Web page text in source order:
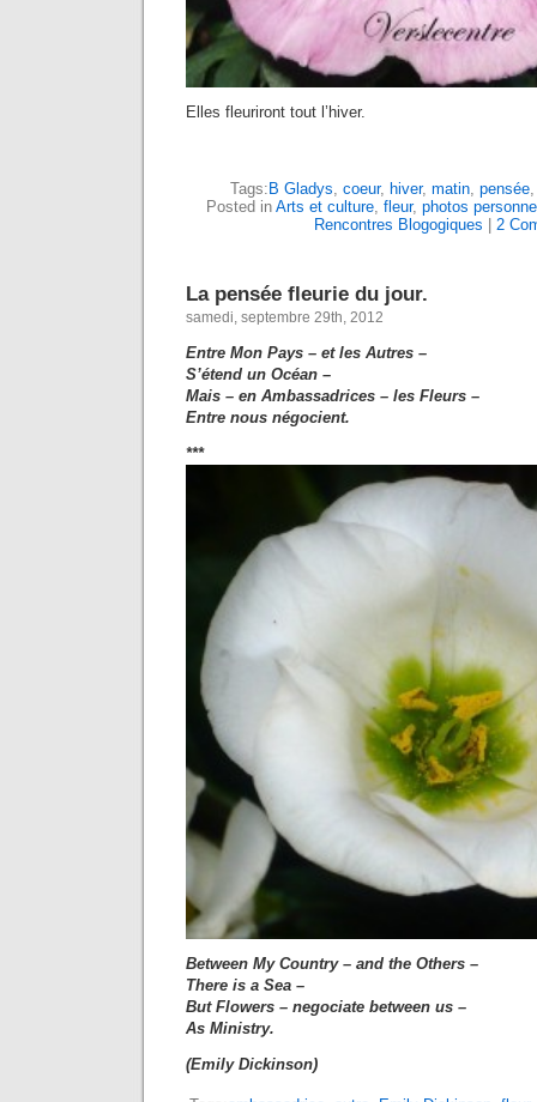
Elles fleuriront tout l’hiver.
Tags:B Gladys coeur, hiver, matin, pensée
Posted in Arts et culture fleur, photos
Rencontres Blogogiques | 2
La pensée fleurie du jour.
samedi, septembre 29th, 2012
Entre Mon Pays – et les Autres –
S’étend un Océan –
Mais – en Ambassadrices – les Fleurs –
Entre nous négocient.
***
Between My Country – and the Others –
There is a Sea –
But Flowers – negociate between us –
As Ministry.
(Emily Dickinson)